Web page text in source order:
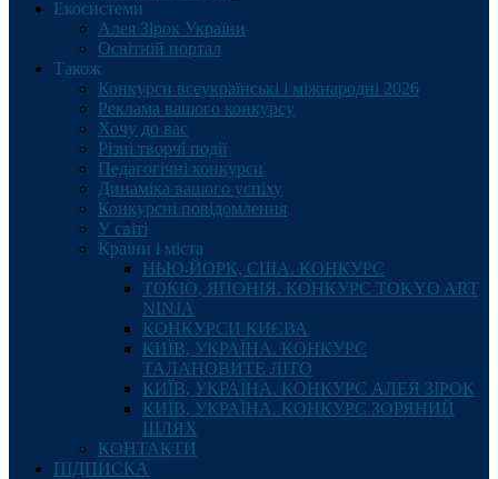
Екосистеми
Алея Зірок України
Освітній портал
Також
Конкурси всеукраїнські і міжнародні 2026
Реклама вашого конкурсу
Хочу до вас
Різні творчі події
Педагогічні конкурси
Динаміка вашого успіху
Конкурсні повідомлення
У світі
Країни і міста
НЬЮ-ЙОРК, США. КОНКУРС
ТОКІО, ЯПОНІЯ. КОНКУРС TOKYO ART
NINJA
КОНКУРСИ КИЄВА
КИЇВ, УКРАЇНА. КОНКУРС
ТАЛАНОВИТЕ ЛІТО
КИЇВ, УКРАЇНА. КОНКУРС АЛЕЯ ЗІРОК
КИЇВ, УКРАЇНА. КОНКУРС ЗОРЯНИЙ
ШЛЯХ
КОНТАКТИ
ПІДПИСКА